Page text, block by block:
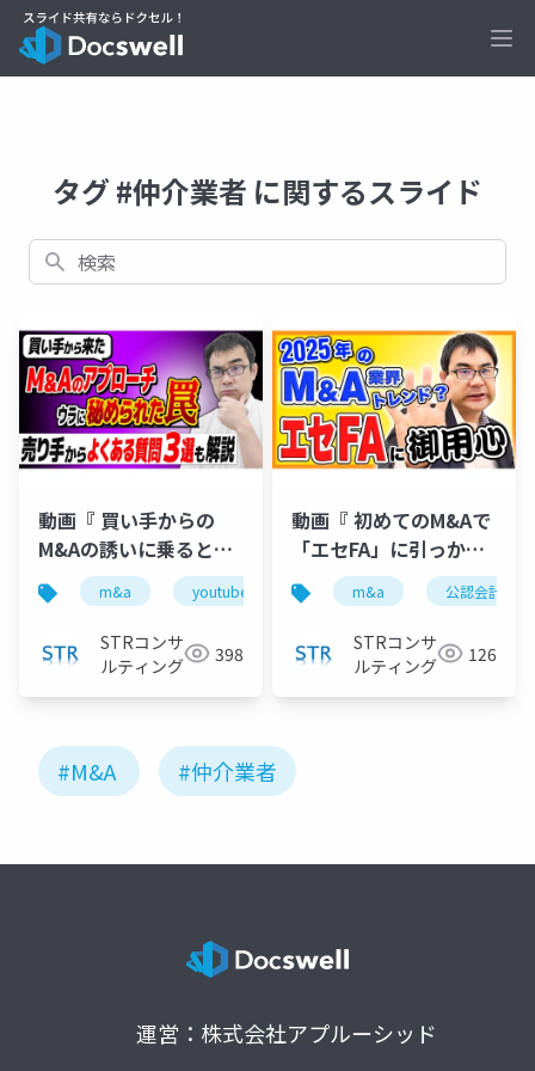
タグ #仲介業者 に関するスライド
検索
動画『 買い手からの
M&Aの誘いに乗るとこ
んな仕組みで損しま
す！【M&A相談
FAQ】』で投影した資
料
m&a youtube m&a仲介 strコンサルテ
STRコンサ
ルティング
398
動画『 初めてのM&Aで
「エセFA」に引っかか
りやすい売り手の特徴
２選 』で投影した資料
m&a 公認会計士
STRコンサ
ルティング
126
#M&A #仲介業者
運営：株式会社アプルーシッド